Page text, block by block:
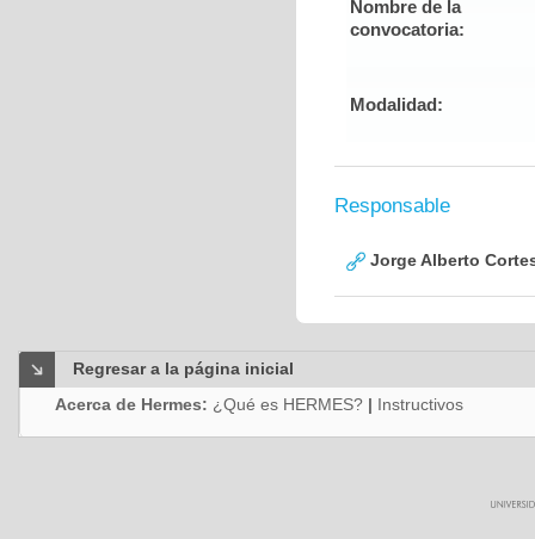
Nombre de la
convocatoria:
Modalidad:
Responsable
Jorge Alberto
Regresar a la página inicial
Acerca de Hermes: ¿Qué es HERMES? | Instructivos